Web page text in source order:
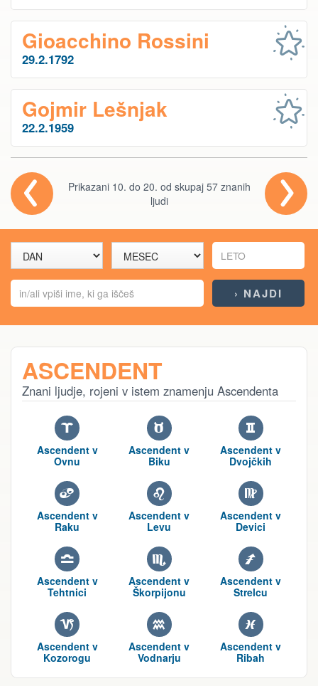
Gioacchino Rossini
29.2.1792
Gojmir Lešnjak
22.2.1959
Prikazani 10. do 20. od skupaj 57 znanih
ljudi
ASCENDENT
Znani ljudje, rojeni v istem znamenju Ascendenta
A
Ascendent v
Ovnu
B
Ascendent v
Biku
C
Ascendent v
Dvojčkih
D
Ascendent v
Raku
E
Ascendent v
Levu
F
Ascendent v
Devici
G
Ascendent v
Tehtnici
H
Ascendent v
Škorpijonu
I
Ascendent v
Strelcu
J
Ascendent v
Kozorogu
K
Ascendent v
Vodnarju
L
Ascendent v
Ribah